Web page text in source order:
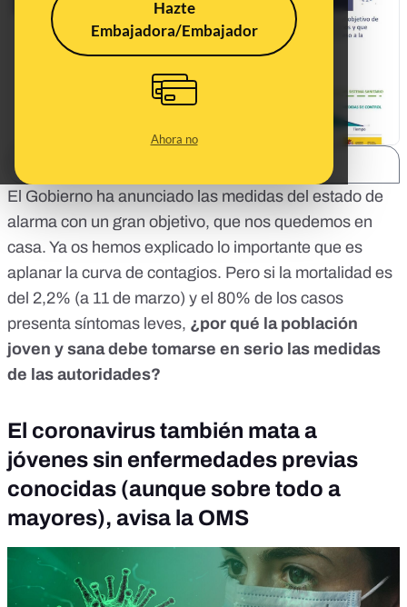
Hazte
Embajadora/Embajador
Ahora no
El Gobierno ha anunciado las medidas del estado de
alarma con un gran objetivo, que nos quedemos en
casa. Ya os hemos explicado lo importante que es
aplanar la curva de contagios. Pero si la mortalidad es
del 2,2% (a 11 de marzo) y el 80% de los casos
presenta síntomas leves, ¿por qué la población
joven y sana debe tomarse en serio las medidas
de las autoridades?
El coronavirus también mata a
jóvenes sin enfermedades previas
conocidas (aunque sobre todo a
mayores), avisa la OMS